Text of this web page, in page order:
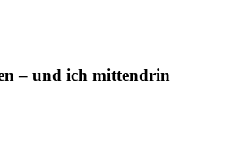
– und ich mittendrin